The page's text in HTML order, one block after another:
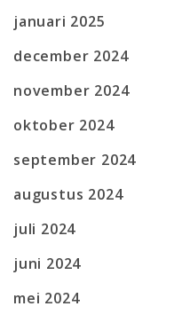
januari 2025
december 2024
november 2024
oktober 2024
september 2024
augustus 2024
juli 2024
juni 2024
mei 2024